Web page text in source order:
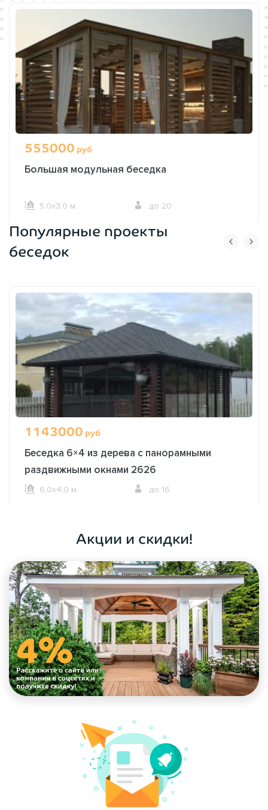
555000 руб
Большая модульная беседка
5,0х3,0 м. до 20
ОФОРМИТЬ ЗАКАЗ
Популярные проекты
беседок
1143000 руб
Беседка 6×4 из дерева с панорамными
раздвижными окнами 2626
6,0х4,0 м. до 16
Акции и скидки!